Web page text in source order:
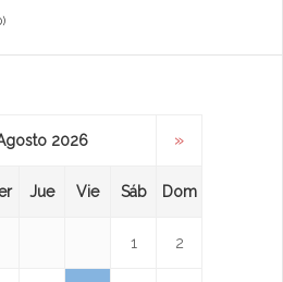
2026 »
Jue Vie Sáb Dom
1 2